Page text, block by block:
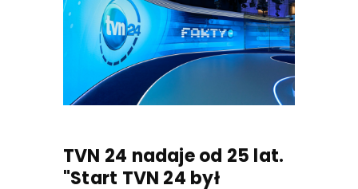
TVN 24 nadaje od 25 lat.
"Start TVN 24 był